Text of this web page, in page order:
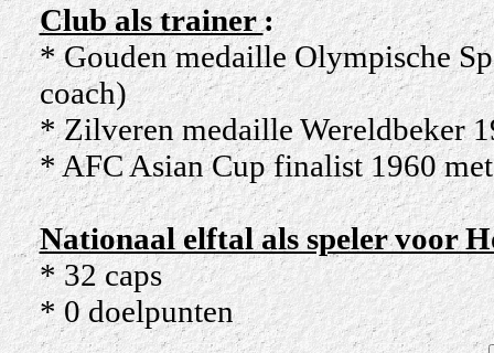
Club als trainer:
* Gouden medaille Olympische
coach)
* Zilveren medaille Wereldbeker
* AFC Asian Cup finalist 1960
Nationaal elftal als speler voor
* 32 caps
* 0 doelpunten